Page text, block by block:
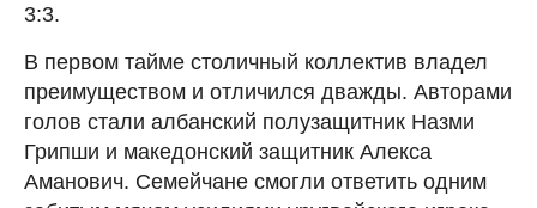
3:3.
В первом тайме столичный коллектив владел
преимуществом и отличился дважды. Авторами
голов стали албанский полузащитник Назми
Грипши и македонский защитник Алекса
Аманович. Семейчане смогли ответить одним